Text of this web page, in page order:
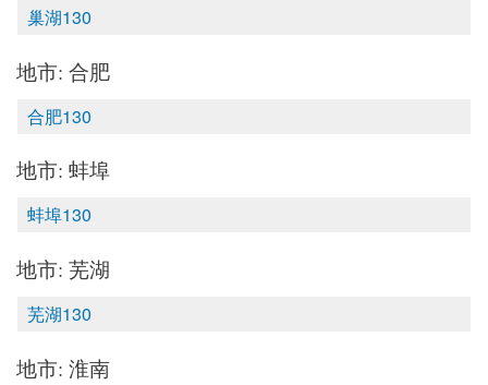
巢湖130
地市: 合肥
合肥130
地市: 蚌埠
蚌埠130
地市: 芜湖
芜湖130
地市: 淮南